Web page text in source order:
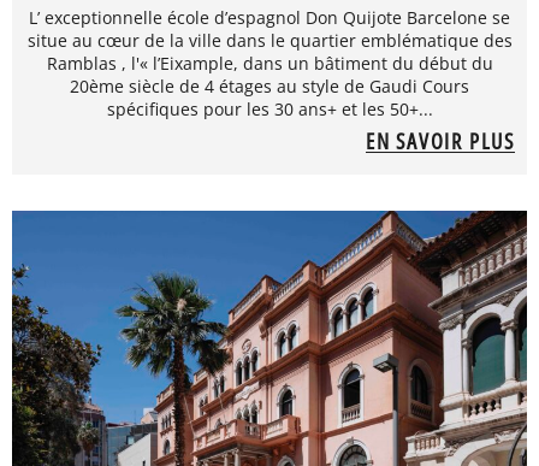
L’ exceptionnelle école d’espagnol Don Quijote Barcelone se
situe au cœur de la ville dans le quartier emblématique des
Ramblas , l'« l’Eixample, dans un bâtiment du début du
20ème siècle de 4 étages au style de Gaudi Cours
spécifiques pour les 30 ans+ et les 50+...
EN SAVOIR PLUS